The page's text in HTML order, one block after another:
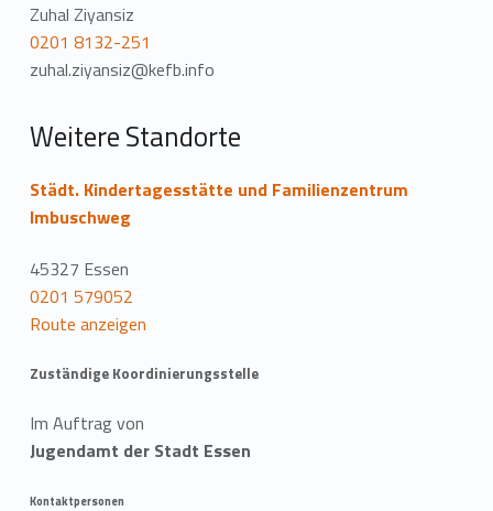
Zuhal Ziyansiz
0201 8132-251
zuhal.ziyansiz@kefb.info
Weitere Standorte
Städt. Kindertagesstätte und Familienzentrum
Imbuschweg
45327 Essen
0201 579052
Route anzeigen
Zuständige Koordinierungsstelle
Im Auftrag von
Jugendamt der Stadt Essen
Kontaktpersonen